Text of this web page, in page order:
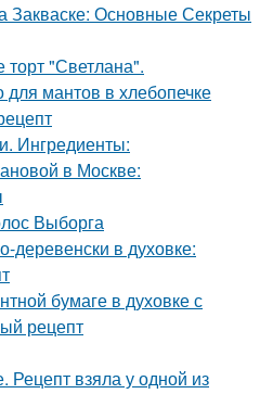
Закваске: Основные Секреты
"Светлана".
для мантов в хлебопечке
Ингредиенты:
в Москве:
Выборга
деревенски в духовке:
бумаге в духовке с
рецепт
Рецепт взяла у одной из